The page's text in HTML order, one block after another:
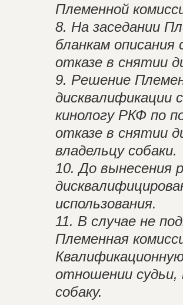
Племенной
8. На заседании
бланкам
отказе в снятии
9. Решение
дисквалификации
кинологу РКФ по
отказе в снятии
владельцу собаки.
10. До вынесения
использования.
11. В случае не
Племенная
отношении судьи,
собаку.